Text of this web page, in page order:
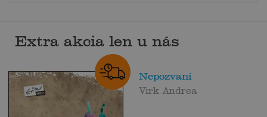
Extra akcia len u nás
Nepozvaní
Virk Andrea